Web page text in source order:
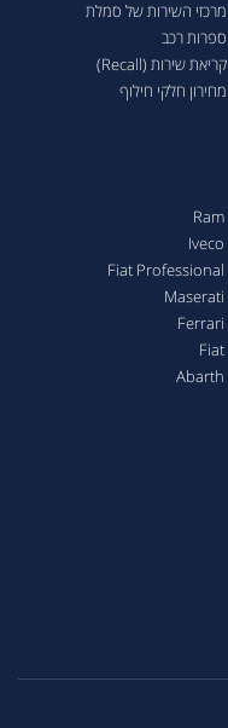
מרכזי השירות של סמלת
ספרות רכב
קריאת שירות (Recall)
מחירון חלקי חילוף
Ram
Iveco
Fiat Professional
Maserati
Ferrari
Fiat
Abarth